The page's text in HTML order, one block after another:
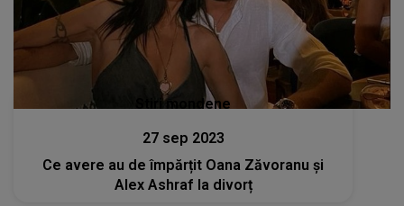
Stiri mondene
27 sep 2023
Ce avere au de împărțit Oana Zăvoranu și
Alex Ashraf la divorț